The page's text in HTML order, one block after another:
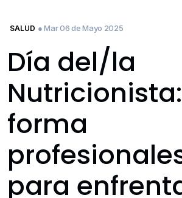
SALUD ● Mar 06 de Mayo 2025
Día del/la
Nutricionista:
forma
para